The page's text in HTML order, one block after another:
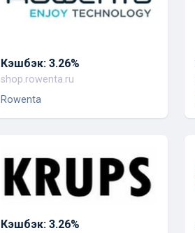
Кэшбэк: 3.26%
shop.rowenta.ru
Rowenta
Кэшбэк: 3.26%